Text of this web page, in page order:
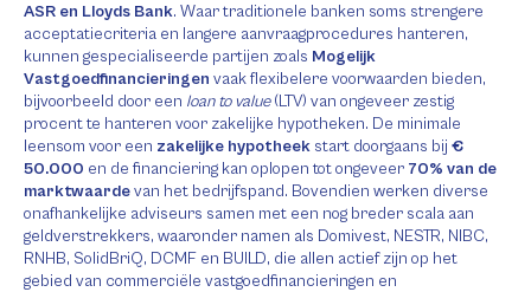
ASR en Lloyds Bank. Waar traditionele banken soms strengere
acceptatiecriteria en langere aanvraagprocedures hanteren,
kunnen gespecialiseerde partijen zoals Mogelijk
Vastgoedfinancieringen vaak flexibelere voorwaarden bieden,
bijvoorbeeld door een loan to value(LTV) van ongeveer zestig
procent te hanteren voor zakelijke hypotheken. De minimale
leensom voor een zakelijke hypotheek start doorgaans bij €
50.000 en de financiering kan oplopen tot ongeveer 70% van de
marktwaardevan het bedrijfspand. Bovendien werken diverse
onafhankelijke adviseurs samen met een nog breder scala aan
geldverstrekkers, waaronder namen als Domivest, NESTR, NIBC,
RNHB, SolidBriQ, DCMF en BUILD, die allen actief zijn op het
gebied van commerciële vastgoedfinancieringen en